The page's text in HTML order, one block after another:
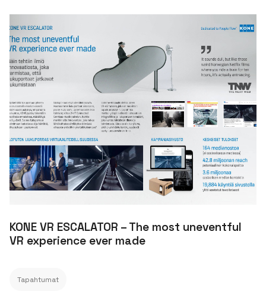
KONE VR ESCALATOR – The most uneventful
VR experience ever made
Tapahtumat